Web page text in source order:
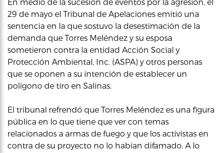
29 de mayo el Tribunal de Apelaciones emitió una
sentencia en la que sostuvo la desestimación de la
demanda que Torres Meléndez y su esposa
sometieron contra la entidad Acción Social y
Protección Ambiental, Inc. (ASPA) y otros personas
que se oponen a su intención de establecer un
polígono de tiro en Salinas.
El tribunal refrendó que Torres Meléndez es una figura
pública en lo que tiene que ver con temas
relacionados a armas de fuego y que los activistas en
contra de su proyecto no lo habían difamado. A lo